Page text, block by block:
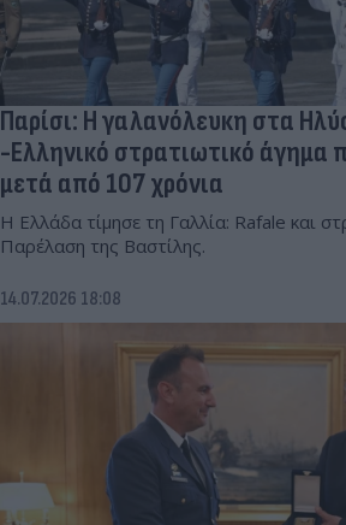
Παρίσι: Η γαλανόλευκη στα
-Ελληνικό στρατιωτικό άγημα
μετά από 107 χρόνια
Η Ελλάδα τίμησε τη Γαλλία: Rafale και
Παρέλαση της Βαστίλης.
14.07.2026 18:08